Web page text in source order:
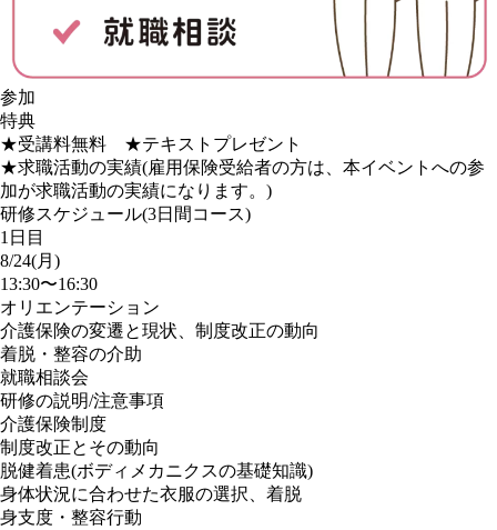
参加
特典
★受講料無料 ★テキストプレゼント
★求職活動の実績(雇用保険受給者の方は、本イベントへの参
加が求職活動の実績になります。)
研修スケジュール(3日間コース)
1日目
8/24(月)
13:30〜16:30
オリエンテーション
介護保険の変遷と現状、制度改正の動向
着脱・整容の介助
就職相談会
研修の説明/注意事項
介護保険制度
制度改正とその動向
脱健着患(ボディメカニクスの基礎知識)
身体状況に合わせた衣服の選択、着脱
身支度・整容行動